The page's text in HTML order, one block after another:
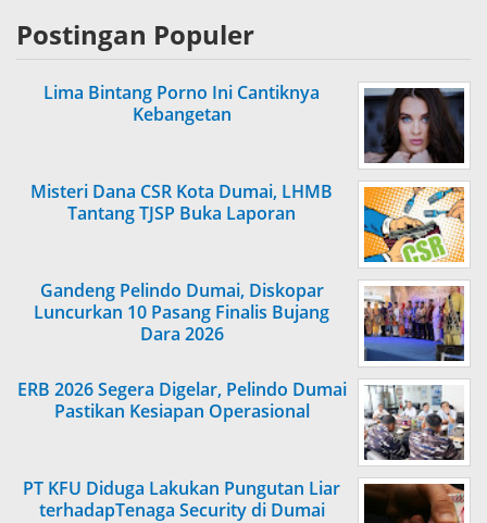
Postingan Populer
Lima Bintang Porno Ini Cantiknya
Kebangetan
Misteri Dana CSR Kota Dumai, LHMB
Tantang TJSP Buka Laporan
Gandeng Pelindo Dumai, Diskopar
Luncurkan 10 Pasang Finalis Bujang
Dara 2026
ERB 2026 Segera Digelar, Pelindo Dumai
Pastikan Kesiapan Operasional
PT KFU Diduga Lakukan Pungutan Liar
terhadapTenaga Security di Dumai